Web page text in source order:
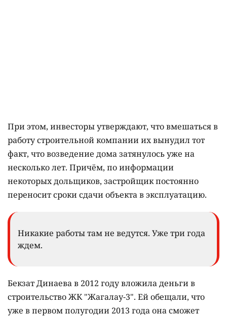
При этом, инвесторы утверждают, что вмешаться в
работу строительной компании их вынудил тот
факт, что возведение дома затянулось уже на
несколько лет. Причём, по информации
некоторых дольщиков, застройщик постоянно
переносит сроки сдачи объекта в эксплуатацию.
Никакие работы там не ведутся. Уже три года
ждем.
Бекзат Динаева в 2012 году вложила деньги в
строительство ЖК "Жагалау-3". Ей обещали, что
уже в первом полугодии 2013 года она сможет